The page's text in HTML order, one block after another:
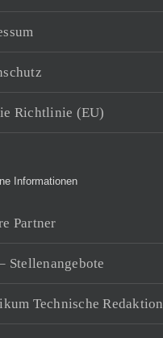
Richtlinie (EU)
Informationen
Partner
Stellenangebote
Technische Redaktion